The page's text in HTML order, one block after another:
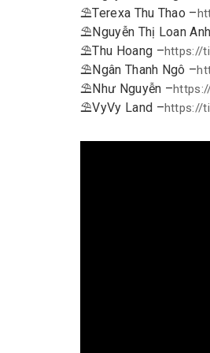
⛱Terexa Thu Thao –
⛱Nguyễn Thị Loan
⛱Thu Hoang –https://
⛱Ngân Thanh Ngô –
⛱Như Nguyễn –
⛱VyVy Land –https://